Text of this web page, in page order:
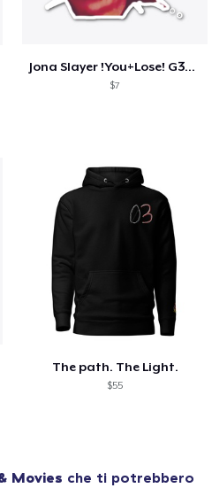
Jona Slayer !You+Lose! G3AR
$7
The path. The Light.
$55
Movies che ti potrebbero